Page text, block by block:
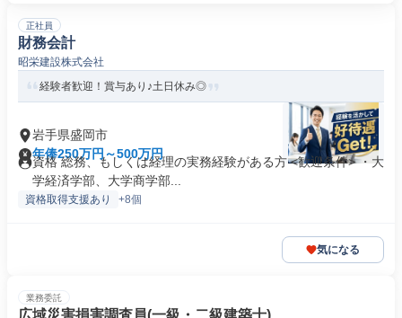
正社員
財務会計
昭栄建設株式会社
経験者歓迎！賞与あり♪土日休み◎
岩手県盛岡市
年俸250万円～500万円
資格 総務、もしくは経理の実務経験がある方 <歓迎条件> ・大
学経済学部、大学商学部...
資格取得支援あり +8個
気になる
業務委託
広域災害損害調査員(一級・二級建築士)